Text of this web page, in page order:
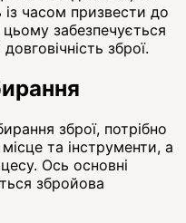
із часом призвести до
забезпечується
зброї.
зброї, потрібно
та інструменти, а
Ось основні
збройова